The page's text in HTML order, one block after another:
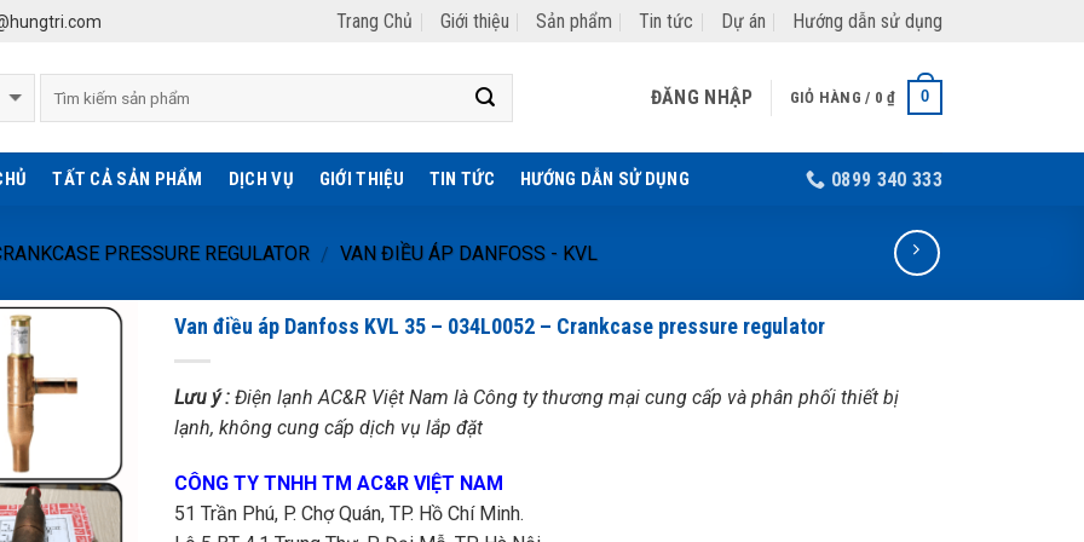
Trang Chủ Giới thiệu Sản phẩm Tin tức Dự án Hướng dẫn sử dụng
ĐĂNG NHẬP GIỎ HÀNG / 0₫ 0
TẤT CẢ SẢN PHẨM DỊCH VỤ GIỚI THIỆU TIN TỨC HƯỚNG DẪN SỬ DỤNG 0899 340 333
PRESSURE REGULATOR / VAN ĐIỀU ÁP DANFOSS - KVL
Van điều áp Danfoss KVL 35 – 034L0052 – Crankcase pressure regulator
Lưu ý : Điện lạnh AC&R Việt Nam là Công ty thương mại cung cấp và phân phối thiết bị
lạnh, không cung cấp dịch vụ lắp đặt
CÔNG TY TNHH TM AC&R VIỆT NAM
51 Trần Phú, P. Chợ Quán, TP. Hồ Chí Minh.